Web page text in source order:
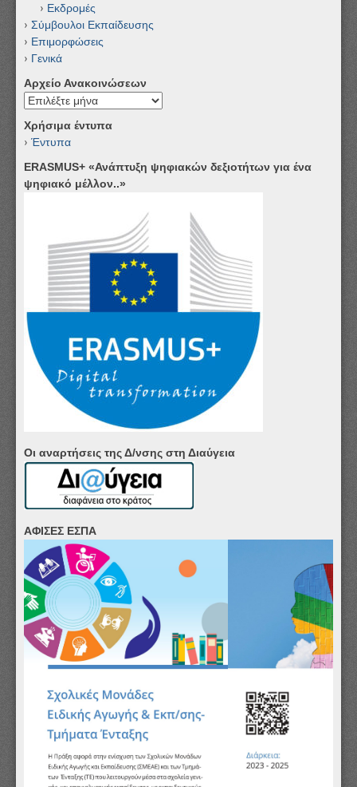
Εκδρομές
Σύμβουλοι Εκπαίδευσης
Επιμορφώσεις
Γενικά
Αρχείο Ανακοινώσεων
Αρχείο
Χρήσιμα έντυπα
Έντυπα
ERASMUS+ «Ανάπτυξη ψηφιακών δεξιοτήτων για ένα
ψηφιακό μέλλον..»
Οι αναρτήσεις της Δ/νσης στη Διαύγεια
ΑΦΙΣΕΣ ΕΣΠΑ